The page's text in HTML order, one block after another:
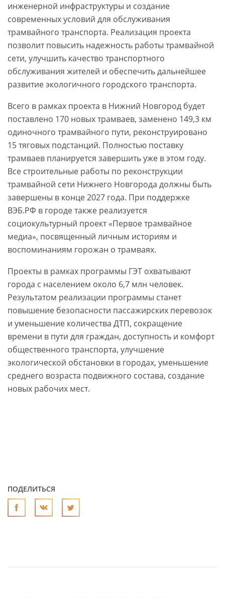
инженерной инфраструктуры и создание
современных условий для обслуживания
трамвайного транспорта. Реализация проекта
позволит повысить надежность работы трамвайной
сети, улучшить качество транспортного
обслуживания жителей и обеспечить дальнейшее
развитие экологичного городского транспорта.
Всего в рамках проекта в Нижний Новгород будет
поставлено 170 новых трамваев, заменено 149,3 км
одиночного трамвайного пути, реконструировано
15 тяговых подстанций. Полностью поставку
трамваев планируется завершить уже в этом году.
Все строительные работы по реконструкции
трамвайной сети Нижнего Новгорода должны быть
завершены в конце 2027 года. При поддержке
ВЭБ.РФ в городе также реализуется
социокультурный проект «Первое трамвайное
медиа», посвященный личным историям и
воспоминаниям горожан о трамваях.
Проекты в рамках программы ГЭТ охватывают
города с населением около 6,7 млн человек.
Результатом реализации программы станет
повышение безопасности пассажирских перевозок
и уменьшение количества ДТП, сокращение
времени в пути для граждан, доступность и комфорт
общественного транспорта, улучшение
экологической обстановки в городах, уменьшение
среднего возраста подвижного состава, создание
новых рабочих мест.
ПОДЕЛИТЬСЯ